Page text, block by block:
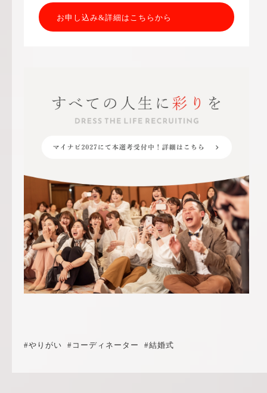
お申し込み&詳細はこちらから
#やりがい #コーディネーター #結婚式